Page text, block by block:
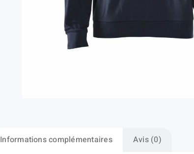
Informations complémentaires Avis (0)